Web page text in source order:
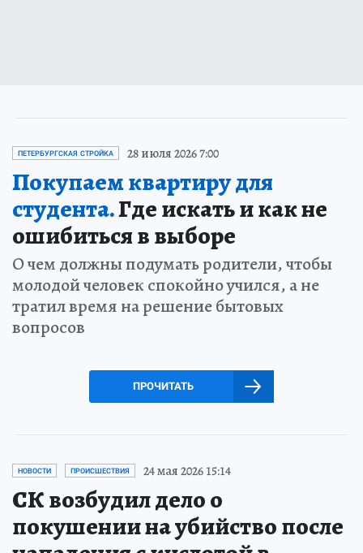
ПЕТЕРБУРГСКАЯ СТРОЙКА 28 июля 2026 7:00
Покупаем квартиру для
студента.Где искать и как не
ошибиться в выборе
О чем должны подумать родители, чтобы
молодой человек спокойно учился, а не
тратил время на решение бытовых
вопросов
ПРОЧИТАТЬ
НОВОСТИ ПРОИСШЕСТВИЯ 24 мая 2026 15:14
СК возбудил дело о
покушении на убийство после